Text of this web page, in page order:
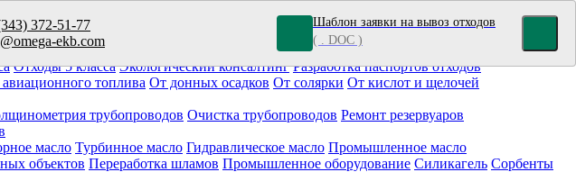
372-51-77
ekb.com
Шаблон заявки на вывоз отходов
( . DOC )
Минеральные отходы Лакокрасочные отходы Гальванические отходы
Отходы 5 класса Экологический консалтинг Разработка паспортов отходов
топлива От донных осадков От солярки От кислот и щелочей
трубопроводов Очистка трубопроводов Ремонт резервуаров
масло Турбинное масло Гидравлическое масло Промышленное масло
объектов Переработка шламов Промышленное оборудование Силикагель Сорбенты